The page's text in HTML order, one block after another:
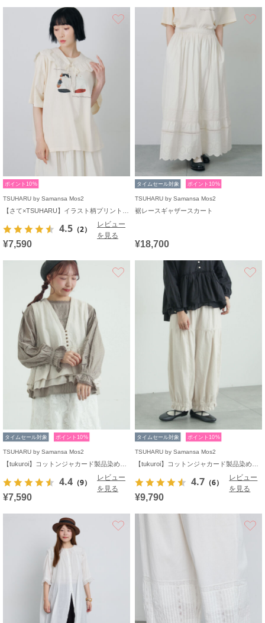
ポイント10%
TSUHARU by Samansa Mos2
4.5 （2）
レビュー
を見る
¥7,590
タイムセール対象 ポイント10%
TSUHARU by Samansa Mos2
裾レースギャザースカート
¥18,700
タイムセール対象 ポイント10%
TSUHARU by Samansa Mos2
4.4 （9）
レビュー
を見る
¥7,590
タイムセール対象 ポイント10%
TSUHARU by Samansa Mos2
4.7 （6）
レビュー
を見る
¥9,790